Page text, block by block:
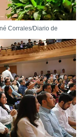
Corrales/Diario de